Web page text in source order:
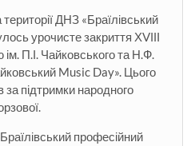
ДНЗ «Браїлівський
урочисте закриття ХVІІІ
П.І. Чайковського та Н.Ф.
Music Day». Цього
підтримки народного
професійний